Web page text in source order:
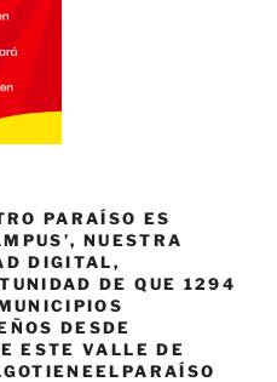
PARAÍSO ES
NUESTRA
DIGITAL,
DE QUE 1294
DESDE
ESTE VALLE DE